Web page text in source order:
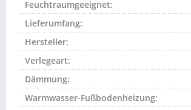
Feuchtraumgeeignet:
Lieferumfang:
Hersteller:
Verlegeart:
Dämmung:
Warmwasser-Fußbodenheizung: